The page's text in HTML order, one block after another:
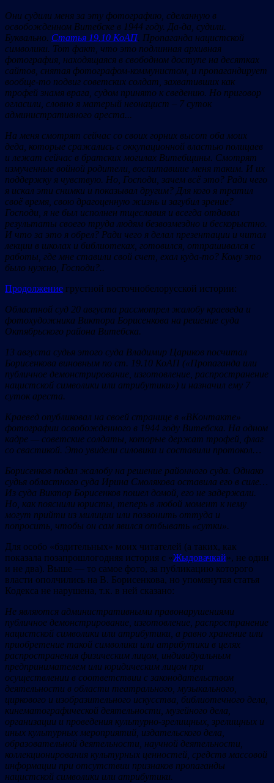
Они судили меня за эту фотографию, сделанную в
освобожденном Витебске в 1944 году. Да-да, судили.
Буквально. Статья 19.10 КоАП. Пропаганда нацистской
символики. Тот факт, что это подлинная архивная
фотография, находящаяся в свободном доступе на десятках
сайтов, снятая фотографом-коммунистом, и пропагандирует
вообще-то подвиг советских солдат, захвативших как
трофей знамя врага, судом принято к сведению. Но приговор
огласили, словно я матерый неонацист – 7 суток
административного ареста...
На меня смотрят сейчас со своих горних высот оба моих
деда, которые сражались с оккупационной властью полицаев
и лежат сейчас в братских могилах Витебщины. Смотрят
измученные войной родители, воспитавшие меня таким. И их
поддержку я чувствую. Но, Господи, зачем всё это? Ради чего
я искал эти снимки и показывал другим? Для кого я тратил
своё время, свою драгоценную жизнь и загубил зрение?
Господи, я не был исполнен тщеславия и всегда отдавал
результаты своего труда людям безвозмездно и бескорыстно.
И что за это я обрел? Ради чего я делал презентации и читал
лекции в школах и библиотеках, готовился, отпрашивался с
работы, где мне ставили свой счет, ехал куда-то? Кому это
было нужно, Господи?..
Продолжение грустной восточнобелорусской истории:
Областной суд 20 августа рассмотрел жалобу краеведа и
фотохудожника Виктора Борисенкова на решение суда
Октябрьского района Витебска.
13 августа судья этого суда Владимир Цариков посчитал
Борисенкова виновным по ст. 19.10 КоАП («Пропаганда или
публичное демонстрирование, изготовление, распространение
нацистской символики или атрибутики») и назначил ему 7
суток ареста.
Краевед опубликовал на своей странице в «ВКонтакте»
фотографии освобожденного в 1944 году Витебска. На одном
кадре — советские солдаты, которые держат трофей , флаг
со свастикой. Это увидели силовики и составили протокол…
Борисенков подал жалобу на решение районного суда. Однако
судья областного суда Ирина Смолякова оставила его в силе…
Из суда Виктор Борисенков пошел домой, его не задержали.
Но, как пояснили юристы, теперь в любой момент к нему
могут прийти из милиции или позвонить оттуда и
попросить, чтобы он сам явился отбывать «сутки».
Для особо «бздительных» моих читателей (а таких, как
показала позапрошлогодняя история с «Жыдовачкай», не один
и не два). Выше — то самое фото, за публикацию которого
власти ополчились на В. Борисенкова, но упомянутая статья
Кодекса не нарушена, т.к. в ней сказано:
Не являются административными правонарушениями
публичное демонстрирование, изготовление, распространение
нацистской символики или атрибутики, а равно хранение или
приобретение такой символики или атрибутики в целях
распространения физическим лицом, индивидуальным
предпринимателем или юридическим лицом при
осуществлении в соответствии с законодательством
деятельности в области театрального, музыкального,
циркового и изобразительного искусства, библиотечного дела,
кинематографической деятельности, музейного дела,
организации и проведения культурно-зрелищных, зрелищных и
иных культурных мероприятий, издательского дела,
образовательной деятельности, научной деятельности,
коллекционирования культурных ценностей, средств массовой
информации при отсутствии признаков пропаганды
нацистской символики или атрибутики.